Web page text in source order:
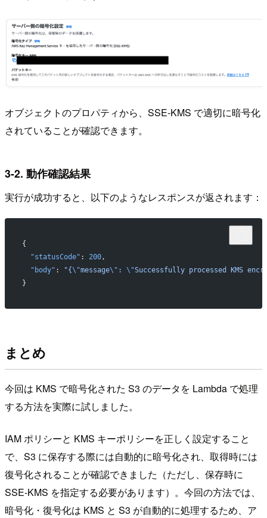
オブジェクトのプロパティから、SSE-KMS で適切に暗号化
されていることが確認できます。
3-2. 動作確認結果
実行が成功すると、以下のようなレスポンスが返されます：
{
  "statusCode"
: 200,
  "body"
: "{\"message\" : \"Successfully processed KMS
}
まとめ
今回は KMS で暗号化された S3 のデータを Lambda で処理
する方法を実際に試しました。
IAM ポリシーと KMS キーポリシーを正しく設定すること
で、S3 に保存する際には自動的に暗号化され、取得時には
復号化されることが確認できました（ただし、保存時に
SSE-KMS を指定する必要があります）。今回の方法では、
暗号化・復号化は KMS と S3 が自動的に処理するため、ア